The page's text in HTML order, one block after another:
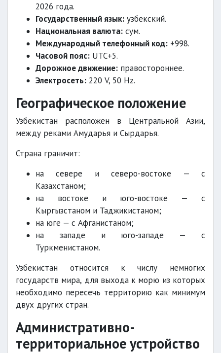
2026 года.
Государственный язык: узбекский.
Национальная валюта: сум.
Международный телефонный код: +998.
Часовой пояс: UTC+5.
Дорожное движение: правостороннее.
Электросеть: 220 V, 50 Hz.
Географическое положение
Узбекистан расположен в Центральной Азии,
между реками Амударья и Сырдарья.
Страна граничит:
на севере и северо-востоке — с
Казахстаном;
на востоке и юго-востоке — с
Кыргызстаном и Таджикистаном;
на юге — с Афганистаном;
на западе и юго-западе — с
Туркменистаном.
Узбекистан относится к числу немногих
государств мира, для выхода к морю из которых
необходимо пересечь территорию как минимум
двух других стран.
Административно-
территориальное устройство